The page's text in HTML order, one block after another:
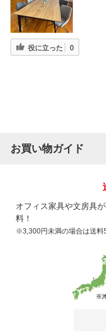
役に立った 0
お買い物ガイド
オフィス家具や文房具
料！
※3,300円未満の場合は送料